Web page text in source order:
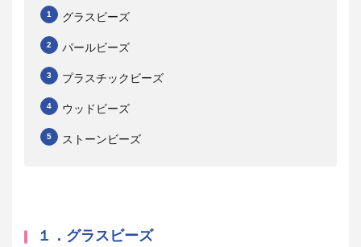
グラスビーズ
パールビーズ
プラスチックビーズ
ウッドビーズ
ストーンビーズ
１．グラスビーズ